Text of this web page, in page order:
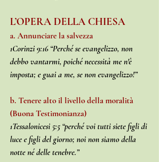
L’OPERA DELLA CHIESA
a. Annunciare la salvezza
1Corinzi 9:16 “Perché se evangelizzo, non
debbo vantarmi, poiché necessità me n'è
imposta; e guai a me, se non evangelizzo!”
b. Tenere alto il livello della moralità
(Buona Testimonianza)
1Tessalonicesi 5:5 “perché voi tutti siete figli di
luce e figli del giorno; noi non siamo della
notte né delle tenebre.”